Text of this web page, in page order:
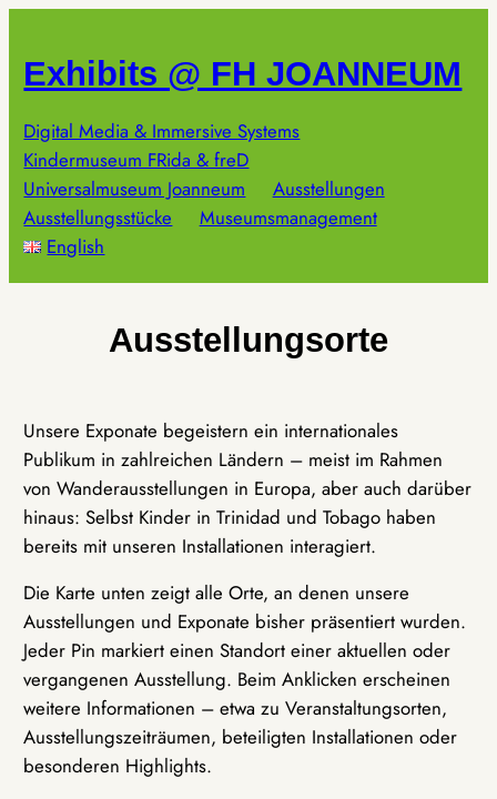
springen
Exhibits @ FH JOANNEUM
Digital Media & Immersive Systems
Kindermuseum FRida & freD
Universalmuseum Joanneum
Ausstellungen
Ausstellungsstücke
Museumsmanagement
English
Ausstellungsorte
Unsere Exponate begeistern ein internationales
Publikum in zahlreichen Ländern – meist im Rahmen
von Wanderausstellungen in Europa, aber auch darüber
hinaus: Selbst Kinder in Trinidad und Tobago haben
bereits mit unseren Installationen interagiert.
Die Karte unten zeigt alle Orte, an denen unsere
Ausstellungen und Exponate bisher präsentiert wurden.
Jeder Pin markiert einen Standort einer aktuellen oder
vergangenen Ausstellung. Beim Anklicken erscheinen
weitere Informationen – etwa zu Veranstaltungsorten,
Ausstellungszeiträumen, beteiligten Installationen oder
besonderen Highlights.